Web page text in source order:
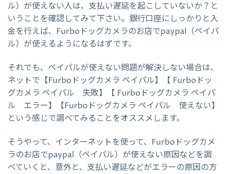
ル）が使えない人は、支払い遅延を起こしていないか？と
いうことを確認してみて下さい。銀行口座にしっかりと入
金を行えば、Furboドッグカメラのお店でpaypal（ペイパ
ル）が使えるようになるはずです。
それでも、ペイパルが使えない問題が解決しない場合は、
ネットで【Furboドッグカメラ ペイパル】【 Furboドッ
グカメラ ペイパル 失敗】【 Furboドッグカメラ ペイパ
ル エラー】【Furboドッグカメラ ペイパル 使えない】
という感じで調べてみることをオススメします。
そうやって、インターネットを使って、Furboドッグカメ
ラのお店でpaypal（ペイパル）が使えない原因などを調
べていくと、意外と、支払い遅延などがエラーの原因の方